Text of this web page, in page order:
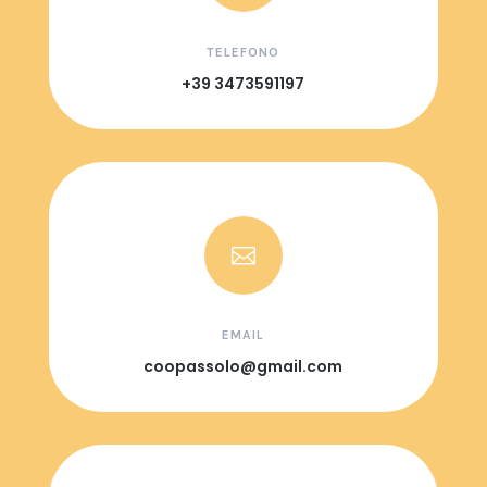
TELEFONO
+39 3473591197

EMAIL
coopassolo@gmail.com